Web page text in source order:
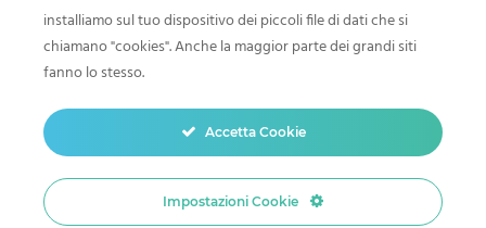
Pulizia a ultrasuoni nell’industria grafica
Pulizia dei componenti elettronici
Pulizia a ultrasuoni nell’industria aeronautica
installiamo sul tuo dispositivo dei piccoli file di dati che si
chiamano "cookies". Anche la maggior parte dei grandi siti
fanno lo stesso.
Accetta Cookie
Impostazioni Cookie